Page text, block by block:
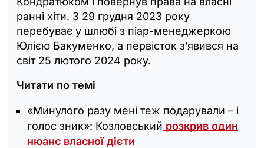
ранні хіти. З 29 грудня 2023 року
перебуває у шлюбі з піар-менеджеркою
Юлією Бакуменко, а первісток зʼявився на
світ 25 лютого 2024 року.
Читати по темі
«‎Минулого разу мені теж подарували – і
голос зник»: Козловський розкрив один
нюанс власної дієти